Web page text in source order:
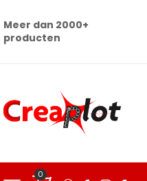
Meer dan 2000+
producten
0